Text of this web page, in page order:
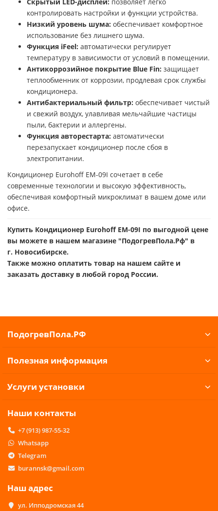
Скрытый LED-дисплей: позволяет легко
контролировать настройки и функции устройства.
Низкий уровень шума: обеспечивает комфортное
использование без лишнего шума.
Функция iFeel: автоматически регулирует
температуру в зависимости от условий в помещении.
Антикоррозийное покрытие Blue Fin: защищает
теплообменник от коррозии, продлевая срок службы
кондиционера.
Антибактериальный фильтр: обеспечивает чистый
и свежий воздух, улавливая мельчайшие частицы
пыли, бактерии и аллергены.
Функция авторестарта: автоматически
перезапускает кондиционер после сбоя в
электропитании.
Кондиционер Eurohoff EM-09I сочетает в себе
современные технологии и высокую эффективность,
обеспечивая комфортный микроклимат в вашем доме или
офисе.
Купить Кондиционер Eurohoff EM-09I по выгодной цене
вы можете в нашем магазине "ПодогревПола.Рф" в
г. Новосибирске.
Также можно оплатить товар на нашем сайте и
заказать доставку в любой город России.
ПодогревПола.РФ
Полезная информация
Услуги установки
Наши контакты
+7 (913) 987-55-32
Whatsapp
Telegram
burannsk@gmail.com
Наш адрес
ул. Ипподромская 44